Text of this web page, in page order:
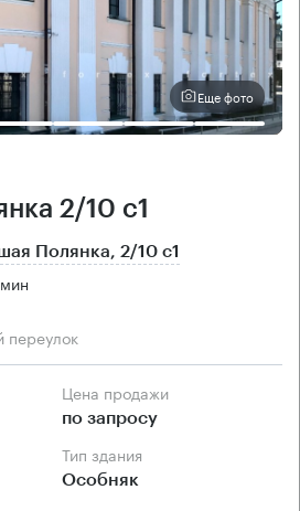
Еще фото
2/10 с1
Полянка, 2/10 с1
переулок
Цена продажи
по запросу
Тип здания
Особняк